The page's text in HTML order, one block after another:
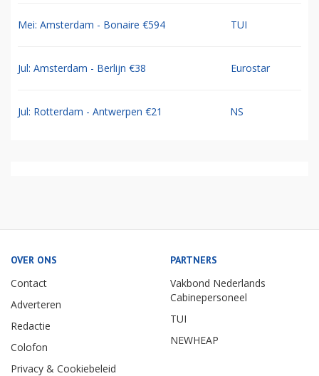
Mei: Amsterdam - Bonaire €594 TUI
Jul: Amsterdam - Berlijn €38 Eurostar
Jul: Rotterdam - Antwerpen €21 NS
OVER ONS
Contact
Adverteren
Redactie
Colofon
Privacy & Cookiebeleid
PARTNERS
Vakbond Nederlands
Cabinepersoneel
TUI
NEWHEAP